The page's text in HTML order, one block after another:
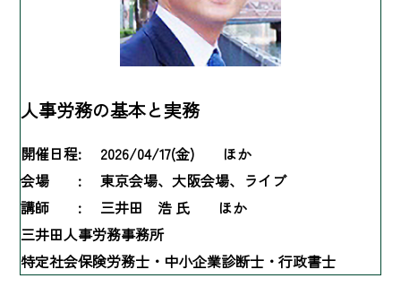
人事労務の基本と実務
開催日程:
2026/04/17(金) ほか
会場 :
東京会場、大阪会場、ライブ
講師 :
三井田 浩 氏 ほか
三井田人事労務事務所
特定社会保険労務士・中小企業診断士・行政書士